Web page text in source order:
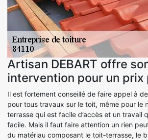
Artisan DEBART offre
intervention pour un prix
Il est fortement conseillé de faire appel à
pour tous travaux sur le toit, même pour le
terrasse qui est facile d’accès et un travail
facile. Mais il faut faire attention un rien
du matériau composant le toit-terrasse, le